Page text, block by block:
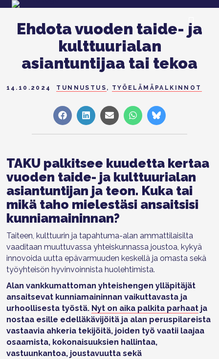
Ehdota vuoden taide- ja
kulttuurialan
asiantuntijaa tai tekoa
14.10.2024 TUNNUSTUS , TYÖELÄMÄPALKINNOT
Share
on
Share
on
Share
on
Share
on
Share
on
TAKU palkitsee kuudetta kertaa
vuoden taide- ja kulttuurialan
asiantuntijan ja teon. Kuka tai
mikä taho mielestäsi ansaitsisi
kunniamaininnan?
Taiteen, kulttuurin ja tapahtuma-alan ammattilaisilta
vaaditaan muuttuvassa yhteiskunnassa joustoa, kykyä
innovoida uutta epävarmuuden keskellä ja omasta sekä
työyhteisön hyvinvoinnista huolehtimista.
Alan vankkumattoman yhteishengen ylläpitäjät
ansaitsevat kunniamaininnan vaikuttavasta ja
urhoollisesta työstä. Nyt on aika palkita parhaatja
nostaa esille edelläkävijöitä ja alan peruspilareista
vastaavia ahkeria tekijöitä, joiden työ vaatii laajaa
osaamista, kokonaisuuksien hallintaa,
vastuunkantoa, joustavuutta sekä